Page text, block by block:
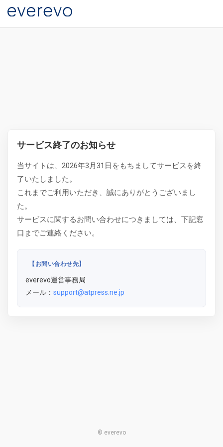
サービス終了のお知らせ
当サイトは、2026年3月31日をもちましてサービスを終
了いたしました。
これまでご利用いただき、誠にありがとうございまし
た。
サービスに関するお問い合わせにつきましては、下記窓
口までご連絡ください。
【お問い合わせ先】
everevo運営事務局
メール： support@atpress.ne.jp
© everevo